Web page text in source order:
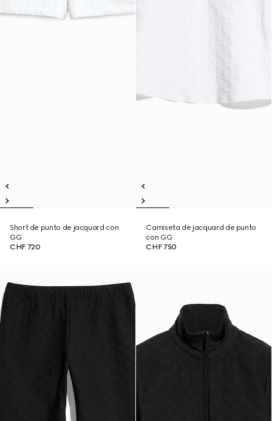
Short de punto de jacquard con
GG
CHF 720
Camiseta de jacquard de punto
con GG
CHF 750